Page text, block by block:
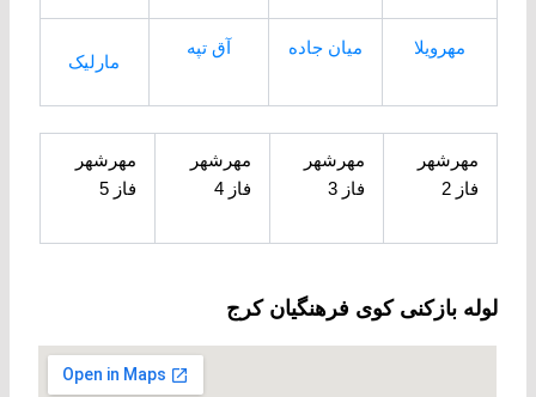
مهرویلا میان جاده آق تپه
مارلیک
مهرشهر
فاز 2
مهرشهر
فاز 3
مهرشهر
فاز 4
مهرشهر
فاز 5
لوله بازکنی کوی فرهنگیان کرج